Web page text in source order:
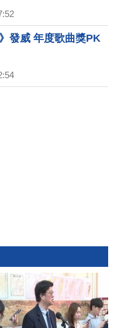
發威 年度歌曲獎PK